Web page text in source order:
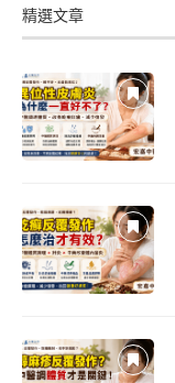
精選文章